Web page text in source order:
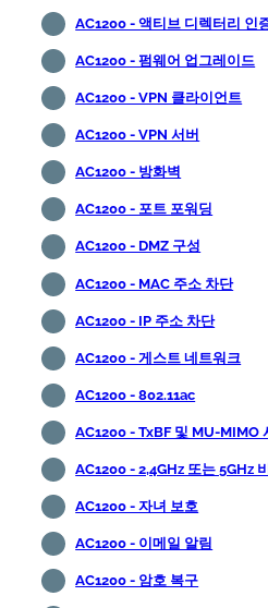
AC1200 - 액티브 디렉터리 인
AC1200 - 펌웨어 업그레이드
AC1200 - VPN 클라이언트
AC1200 - VPN 서버
AC1200 - 방화벽
AC1200 - 포트 포워딩
AC1200 - DMZ 구성
AC1200 - MAC 주소 차단
AC1200 - IP 주소 차단
AC1200 - 게스트 네트워크
AC1200 - 802.11ac
AC1200 - TxBF 및 MU-MIMO
AC1200 - 2,4GHz 또는 5GHz
AC1200 - 자녀 보호
AC1200 - 이메일 알림
AC1200 - 암호 복구